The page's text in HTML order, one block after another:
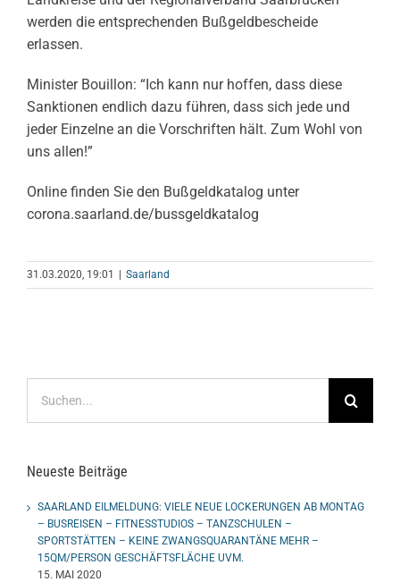
werden die entsprechenden Bußgeldbescheide
erlassen.
Minister Bouillon: “Ich kann nur hoffen, dass diese
Sanktionen endlich dazu führen, dass sich jede und
jeder Einzelne an die Vorschriften hält. Zum Wohl von
uns allen!”
Online finden Sie den Bußgeldkatalog unter
corona.saarland.de/bussgeldkatalog
31.03.2020, 19:01 | Saarland
nach:
Neueste Beiträge
SAARLAND EILMELDUNG: VIELE NEUE LOCKERUNGEN AB MONTAG
– BUSREISEN – FITNESSTUDIOS – TANZSCHULEN –
SPORTSTÄTTEN – KEINE ZWANGSQUARANTÄNE MEHR –
15QM/PERSON GESCHÄFTSFLÄCHE UVM.
15. MAI 2020